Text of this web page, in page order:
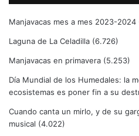
Manjavacas mes a mes 2023-2024
Laguna de La Celadilla (6.726)
Manjavacas en primavera (5.253)
Día Mundial de los Humedales: la
ecosistemas es poner fin a su
Cuando canta un mirlo, y de su
musical (4.022)